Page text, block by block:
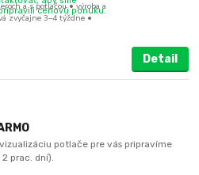
a s potlačou • výroba a
zvyčajne 3–4 týždne •
cenovú ponuku.
Detail
potlače pre vás pripravíme
prac. dní).